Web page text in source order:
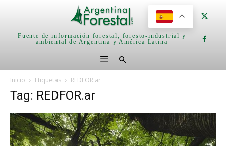
Fuente de información forestal, foresto-industrial y
ambiental de Argentina y América Latina
Inicio Etiquetas REDFOR.ar
Tag: REDFOR.ar